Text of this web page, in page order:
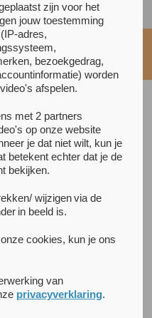
& behandeling
gesprek?
kunnen
worden. Het vervolg
onderzoeks- of
zorg noodzakelijk is.
zorg die zoveel mogelijk in
Maar soms kan het niet
een andere instelling of
zijn voor het
jouw toestemming
adres,
bezoekgedrag,
worden
afspelen.
met 2 partners
op onze website
je dat niet wilt, kun je
betekent echter dat je de
bekijken.
wijzigen via de
in beeld is.
cookies, kun je ons
van
privacyverklaring.